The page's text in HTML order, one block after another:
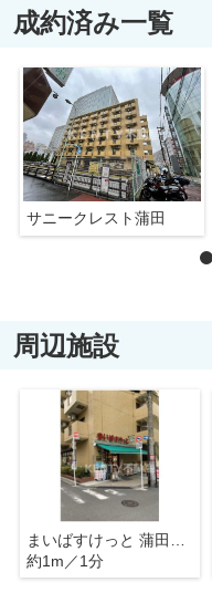
成約済み一覧
サニークレスト蒲田
周辺施設
約1m／1分